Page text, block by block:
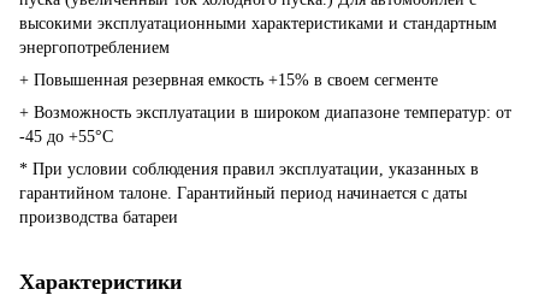
высокими эксплуатационными характеристиками и стандартным
энергопотреблением
+ Повышенная резервная емкость +15% в своем сегменте
+ Возможность эксплуатации в широком диапазоне температур: от
-45 до +55°C
* При условии соблюдения правил эксплуатации, указанных в
гарантийном талоне. Гарантийный период начинается с даты
производства батареи
Характеристики